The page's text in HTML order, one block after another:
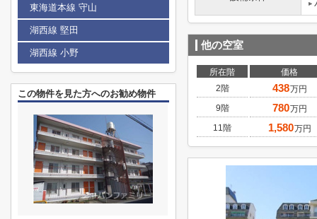
他の空室
所在階
価格
2階
438万円
9階
780万円
11階
1,580万円
東海道本線 守山
湖西線 堅田
湖西線 小野
この物件を見た方へのお勧め物件